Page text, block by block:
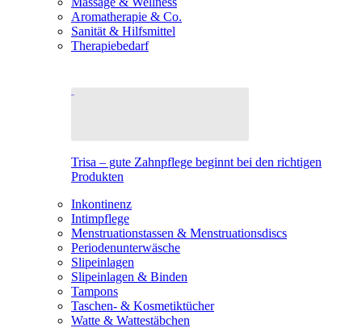
Aromatherapie & Co.
Sanität & Hilfsmittel
Therapiebedarf
Trisa – gute Zahnpflege beginnt bei den richtigen
Produkten
Inkontinenz
Intimpflege
Menstruationstassen & Menstruationsdiscs
Periodenunterwäsche
Slipeinlagen
Slipeinlagen & Binden
Tampons
Taschen- & Kosmetiktücher
Watte & Wattestäbchen